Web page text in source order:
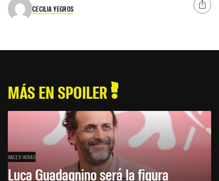
CECILIA YEGROS
MÁS EN SPOILER
HACE 5 HORAS
Luca Guadagnino será la figura